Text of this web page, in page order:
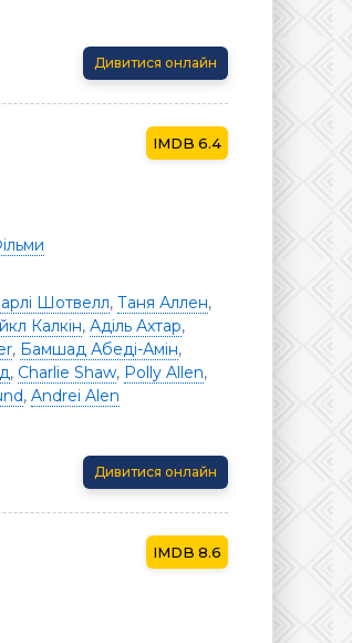
Дивитися онлайн
6.4
Шотвелл, Таня Аллен,
Калкін, Аділь Ахтар,
, Бамшад Абеді-Амін,
, Charlie Shaw, Polly Allen,
, Andrei Alen
Дивитися онлайн
8.6